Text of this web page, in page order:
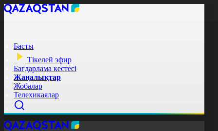
Басты
Тікелей эфир
Бағдарлама кестесі
Жаңалықтар
Жобалар
Телехикаялар